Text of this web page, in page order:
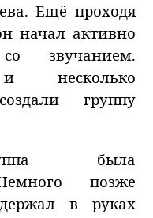
Ещё проходя
начал активно
со звучанием.
несколько
группу
была
позже
в руках